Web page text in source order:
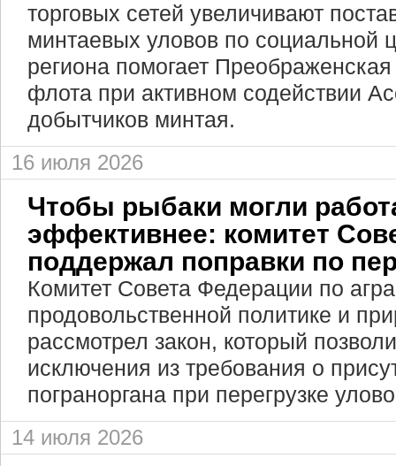
торговых сетей увеличивают
минтаевых уловов по социальной
региона помогает Преображенская
флота при активном содействии
добытчиков минтая.
16 июля 2026
Чтобы рыбаки могли
эффективнее: комитет
поддержал поправки по
Комитет Совета Федерации по
продовольственной политике и
рассмотрел закон, который
исключения из требования о
пограноргана при перегрузке
14 июля 2026